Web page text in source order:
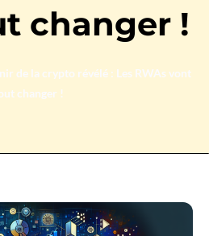
changer !
de la crypto révélé : Les RWAs vont
changer !